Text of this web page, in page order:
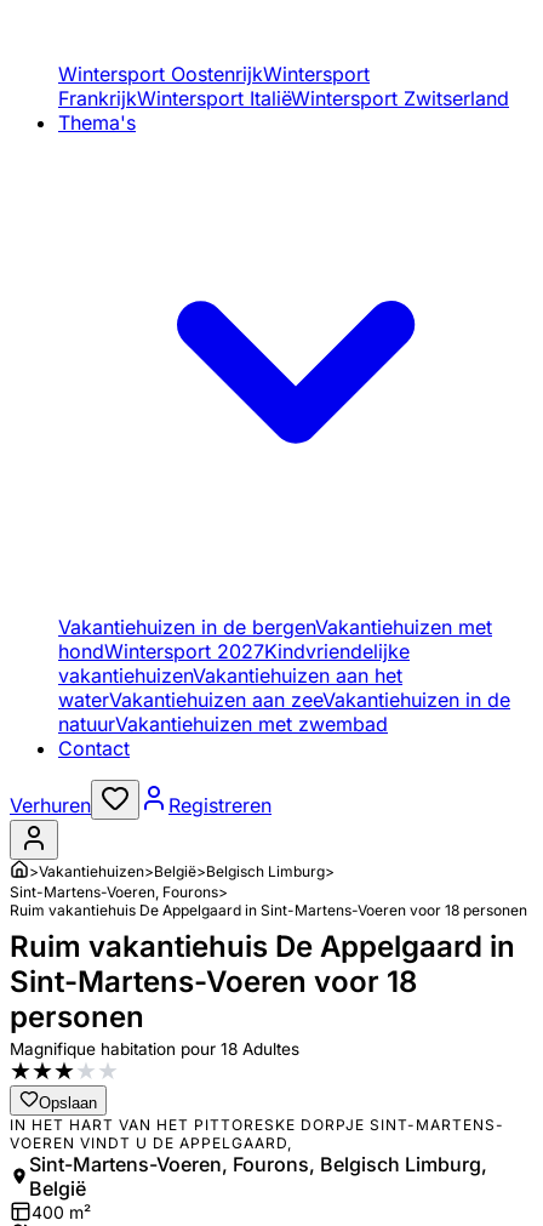
Wintersport OostenrijkWintersport
FrankrijkWintersport ItaliëWintersport Zwitserland
Thema's
Vakantiehuizen in de bergenVakantiehuizen met
hondWintersport 2027Kindvriendelijke
vakantiehuizenVakantiehuizen aan het
waterVakantiehuizen aan zeeVakantiehuizen in de
natuurVakantiehuizen met zwembad
Contact
Verhuren Registreren
>Vakantiehuizen>België>Belgisch Limburg>
Sint-Martens-Voeren, Fourons>
Ruim vakantiehuis De Appelgaard in Sint-Martens-Voeren voor 18 personen
Ruim vakantiehuis De Appelgaard in
Sint-Martens-Voeren voor 18
personen
Magnifique habitation pour 18 Adultes
★★★★★
Opslaan
IN HET HART VAN HET PITTORESKE DORPJE SINT-MARTENS-
VOEREN VINDT U DE APPELGAARD,
Sint-Martens-Voeren, Fourons, Belgisch Limburg,
België
400 m²